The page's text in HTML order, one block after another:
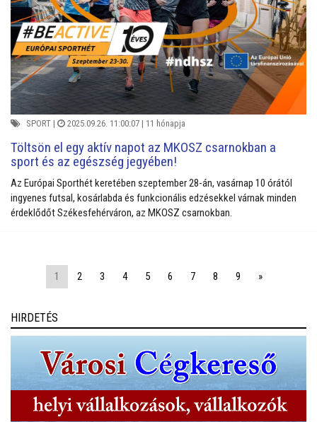
SPORT | 2025.09.26. 11:00:07 | 11 hónapja
Töltsön el egy aktív napot az MKOSZ csarnokban a
sport és az egészség jegyében!
Az Európai Sporthét keretében szeptember 28-án, vasárnap 10 órától
ingyenes futsal, kosárlabda és funkcionális edzésekkel várnak minden
érdeklődőt Székesfehérváron, az MKOSZ csarnokban.
1 2 3 4 5 6 7 8 9 »
HIRDETÉS